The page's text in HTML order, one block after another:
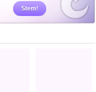
Stem!